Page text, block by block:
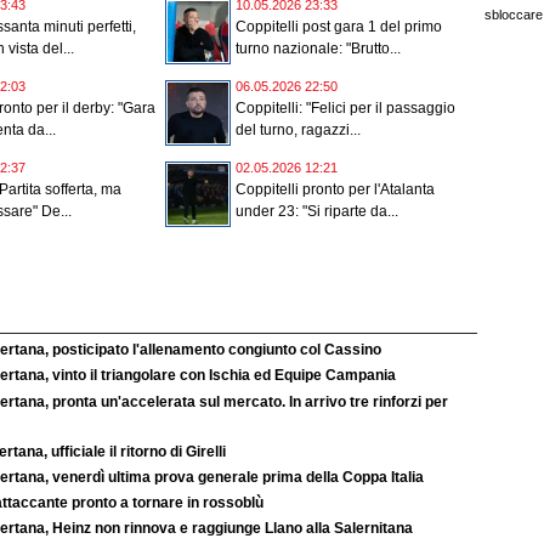
minuti perfetti,
vista del...
10.05.2026 23:33
Coppitelli post gara 1 del primo
turno nazionale: "Brutto...
per il derby: "Gara
da...
06.05.2026 22:50
Coppitelli: "Felici per il passaggio
del turno, ragazzi...
sofferta, ma
De...
02.05.2026 12:21
Coppitelli pronto per l'Atalanta
under 23: "Si riparte da...
posticipato l'allenamento congiunto col Cassino
vinto il triangolare con Ischia ed Equipe Campania
pronta un'accelerata sul mercato. In arrivo tre rinforzi per
ufficiale il ritorno di Girelli
venerdì ultima prova generale prima della Coppa Italia
pronto a tornare in rossoblù
Heinz non rinnova e raggiunge Llano alla Salernitana
sbloccare